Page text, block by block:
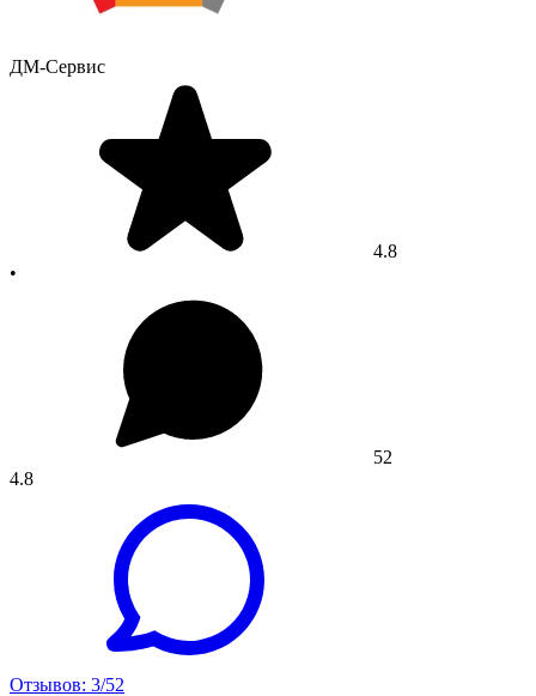
ДМ-Сервис
4.8
•
52
4.8
Отзывов: 3/52